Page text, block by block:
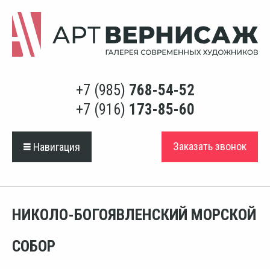
+7 (985) 768-54-52
+7 (916) 173-85-60
Навигация Заказать звонок
НИКОЛО-БОГОЯВЛЕНСКИЙ МОРСКОЙ
СОБОР